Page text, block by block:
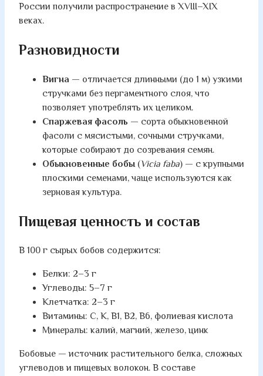
России получили распространение в XVIII–XIX
веках.
Разновидности
Вигна — отличается длинными (до 1 м) узкими
стручками без пергаментного слоя, что
позволяет употреблять их целиком.
Спаржевая фасоль — сорта обыкновенной
фасоли с мясистыми, сочными стручками,
которые собирают до созревания семян.
Обыкновенные бобы (Vicia faba) — с крупными
плоскими семенами, чаще используются как
зерновая культура.
Пищевая ценность и состав
В 100 г сырых бобов содержится:
Белки: 2–3 г
Углеводы: 5–7 г
Клетчатка: 2–3 г
Витамины: C, K, B1, B2, B6, фолиевая кислота
Минералы: калий, магний, железо, цинк
Бобовые — источник растительного белка, сложных
углеводов и пищевых волокон. В составе